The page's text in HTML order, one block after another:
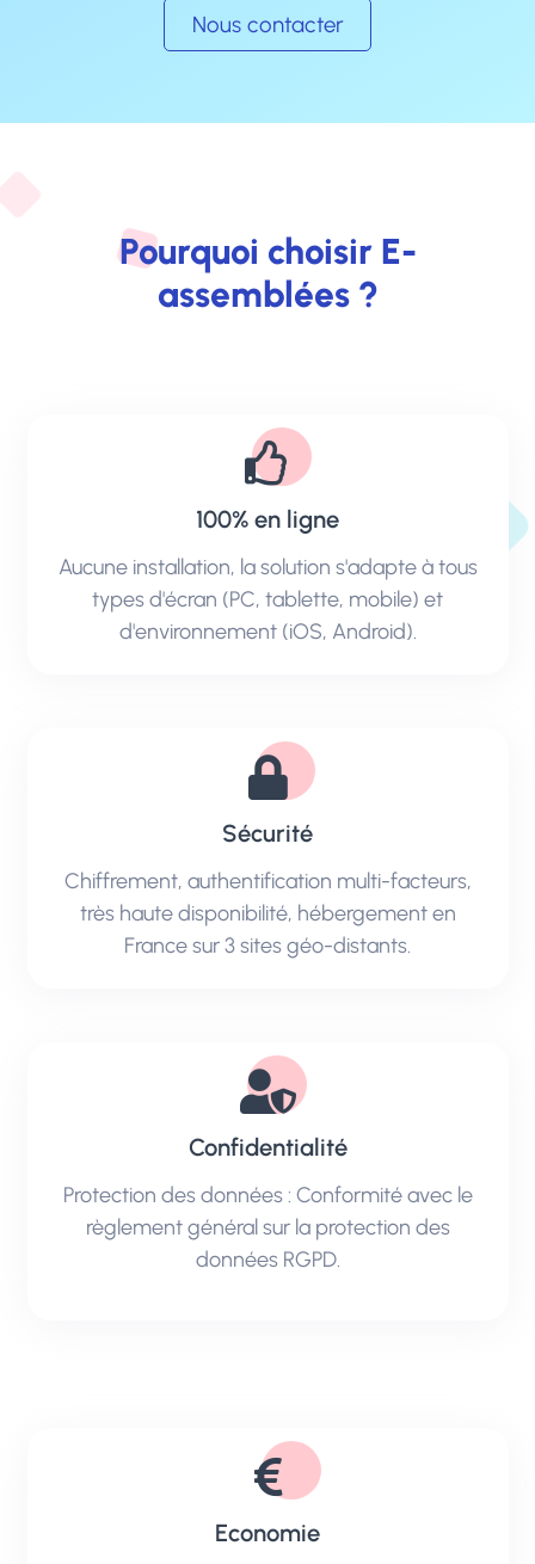
Nous contacter
Pourquoi choisir E-
assemblées ?
100% en ligne
Aucune installation, la solution s'adapte à tous
types d'écran (PC, tablette, mobile) et
d'environnement (iOS, Android).
Sécurité
Chiffrement, authentification multi-facteurs,
très haute disponibilité, hébergement en
France sur 3 sites géo-distants.
Confidentialité
Protection des données : Conformité avec le
règlement général sur la protection des
données RGPD.
Economie